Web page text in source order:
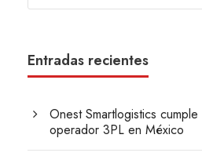
Entradas recientes
Onest Smartlogistics
operador 3PL en México